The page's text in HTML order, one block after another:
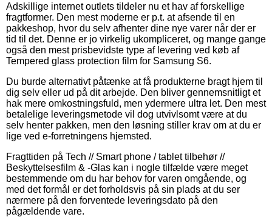
Adskillige internet outlets tildeler nu et hav af forskellige
fragtformer. Den mest moderne er p.t. at afsende til en
pakkeshop, hvor du selv afhenter dine nye varer når der er
tid til det. Denne er jo virkelig ukompliceret, og mange gange
også den mest prisbevidste type af levering ved køb af
Tempered glass protection film for Samsung S6.
Du burde alternativt påtænke at få produkterne bragt hjem til
dig selv eller ud på dit arbejde. Den bliver gennemsnitligt et
hak mere omkostningsfuld, men ydermere ultra let. Den mest
betalelige leveringsmetode vil dog utvivlsomt være at du
selv henter pakken, men den løsning stiller krav om at du er
lige ved e-forretningens hjemsted.
Fragttiden på Tech // Smart phone / tablet tilbehør //
Beskyttelsesfilm & -Glas kan i nogle tilfælde være meget
bestemmende om du har behov for varen omgående, og
med det formål er det forholdsvis på sin plads at du ser
nærmere på den forventede leveringsdato på den
pågældende vare.